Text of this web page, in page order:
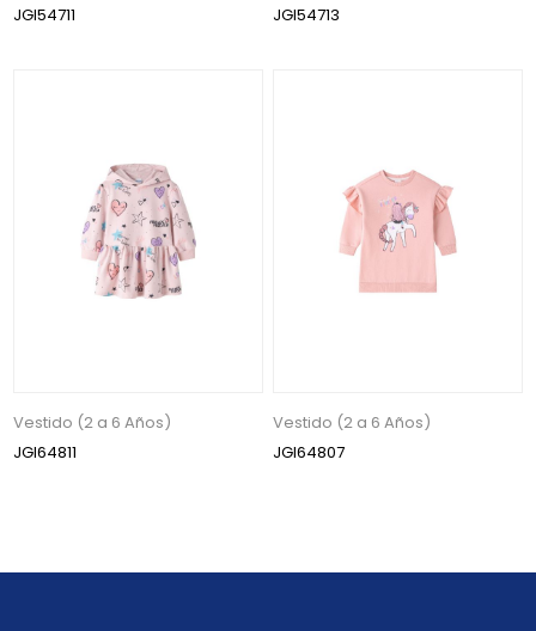
JGI54711
JGI54713
Vestido (2 a 6 Años)
JGI64811
Vestido (2 a 6 Años)
JGI64807